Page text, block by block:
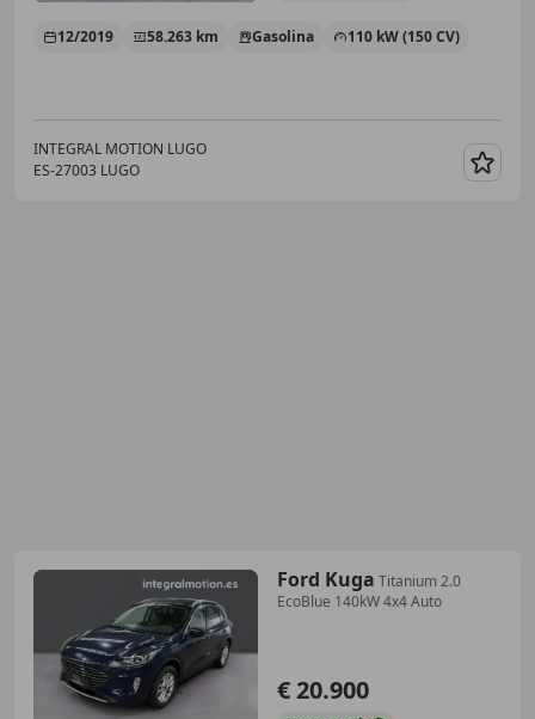
12/2019 58.263 km Gasolina 110 kW (150 CV)
INTEGRAL MOTION LUGO
ES-27003 LUGO
Ford Kuga Titanium 2.0
EcoBlue 140kW 4x4 Auto
€ 20.900